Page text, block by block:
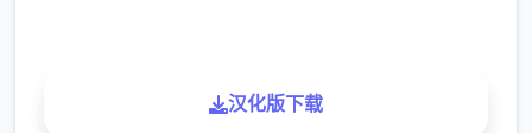
汉化版下载